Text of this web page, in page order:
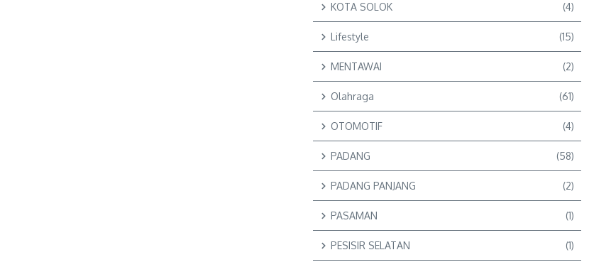
KOTA SOLOK (4)
Lifestyle (15)
MENTAWAI (2)
Olahraga (61)
OTOMOTIF (4)
PADANG (58)
PADANG PANJANG (2)
PASAMAN (1)
PESISIR SELATAN (1)